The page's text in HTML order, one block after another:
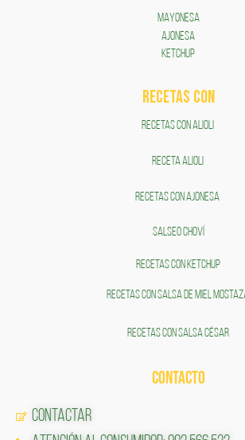
MAYONESA
AJONESA
KETCHUP
RECETAS COn
RECETAS CON ALIOLI
RECETA ALIOLI
RECETAS CON AJONESA
SALSEO CHOVÍ
RECETAS CON KETCHUP
RECETAS CON SALSA DE MIEL
RECETAS CON SALSA CÉSAR
CONTACTO
Contactar